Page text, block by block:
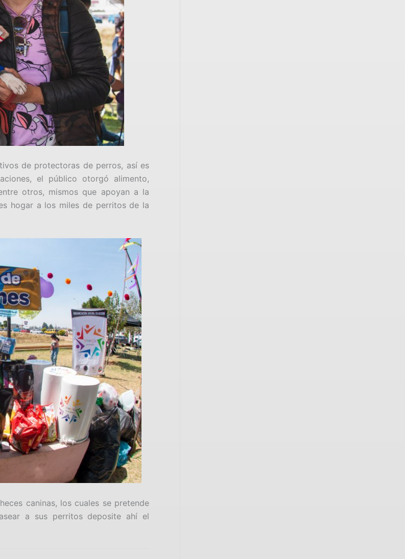
de protectoras de perros, así es
el público otorgó alimento,
otros, mismos que apoyan a la
hogar a los miles de perritos de la
caninas, los cuales se pretende
a sus perritos deposite ahí el